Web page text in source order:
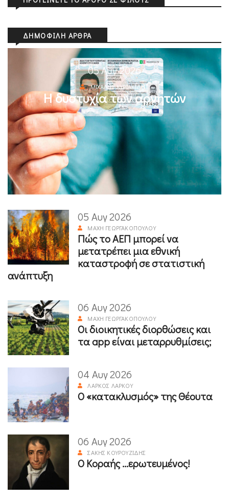
ΔΗΜΟΦΙΛΉ ΆΡΘΡΑ
05 Αυγ 2026
ΜΙΧΆΛΗΣ ΚΥΡΙΑΚΊΔΗΣ
Η δυστυχία των αρνητών
05 Αυγ 2026
ΜΆΧΗ ΓΕΩΡΓΑΚΟΠΟΎΛΟΥ
Πώς το ΑΕΠ μπορεί να
μετατρέπει μια εθνική
καταστροφή σε στατιστική
ανάπτυξη
06 Αυγ 2026
ΜΆΧΗ ΓΕΩΡΓΑΚΟΠΟΎΛΟΥ
Οι διοικητικές διορθώσεις και
τα app είναι μεταρρυθμίσεις;
04 Αυγ 2026
ΛΆΡΚΟΣ ΛΆΡΚΟΥ
Ο «κατακλυσμός» της Θέουτα
06 Αυγ 2026
ΣΆΚΗΣ ΚΟΥΡΟΥΖΊΔΗΣ
Ο Κοραής ...ερωτευμένος!